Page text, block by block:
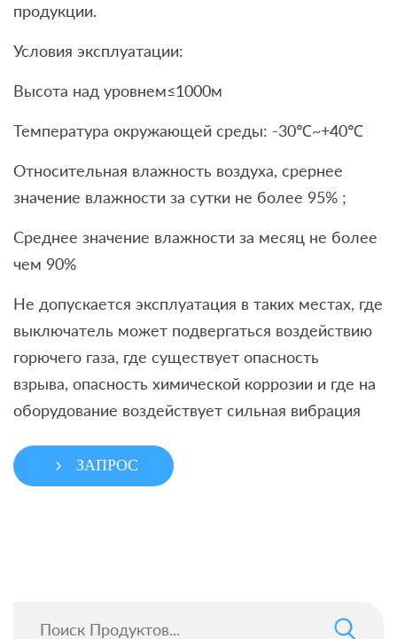
продукции.
Условия эксплуатации:
Высота над уровнем≤1000м
Температура окружающей среды: -30℃~+40℃
Относительная влажность воздуха, срернее
значение влажности за сутки не более 95% ;
Среднее значение влажности за месяц не более
чем 90%
Не допускается эксплуатация в таких местах, где
выключатель может подвергаться воздействию
горючего газа, где существует опасность
взрыва, опасность химической коррозии и где на
оборудование воздействует сильная вибрация
ЗАПРОС